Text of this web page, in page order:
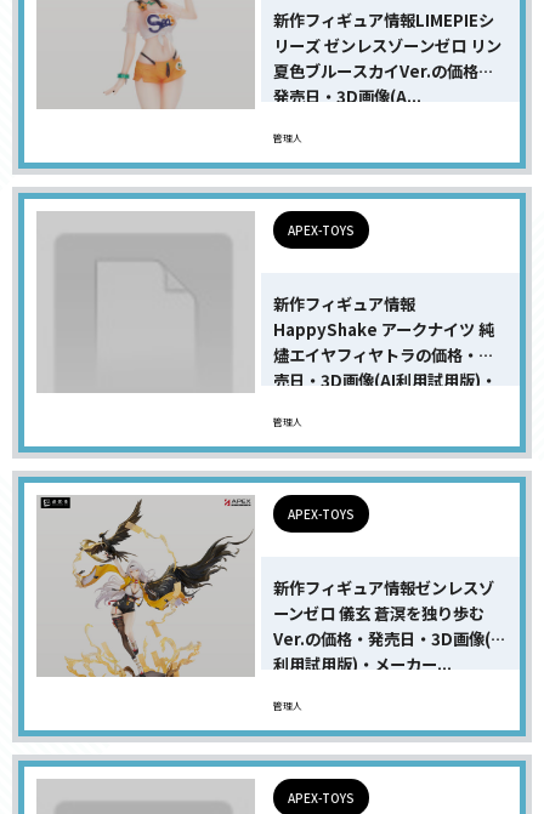
新作フィギュア情報LIMEPIEシ
リーズ ゼンレスゾーンゼロ リン
夏色ブルースカイVer.の価格・
発売日・3D画像(A...
管理人
APEX-TOYS
新作フィギュア情報
HappyShake アークナイツ 純
燼エイヤフィヤトラの価格・発
売日・3D画像(AI利用試用版)・
管理人
APEX-TOYS
新作フィギュア情報ゼンレスゾ
ーンゼロ 儀玄 蒼溟を独り歩む
Ver.の価格・発売日・3D画像(AI
利用試用版)・メーカー...
管理人
APEX-TOYS